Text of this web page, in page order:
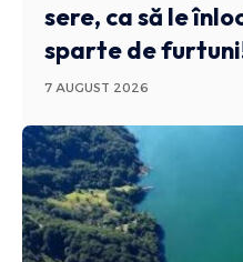
sere, ca să le
sparte de
7 AUGUST 2026